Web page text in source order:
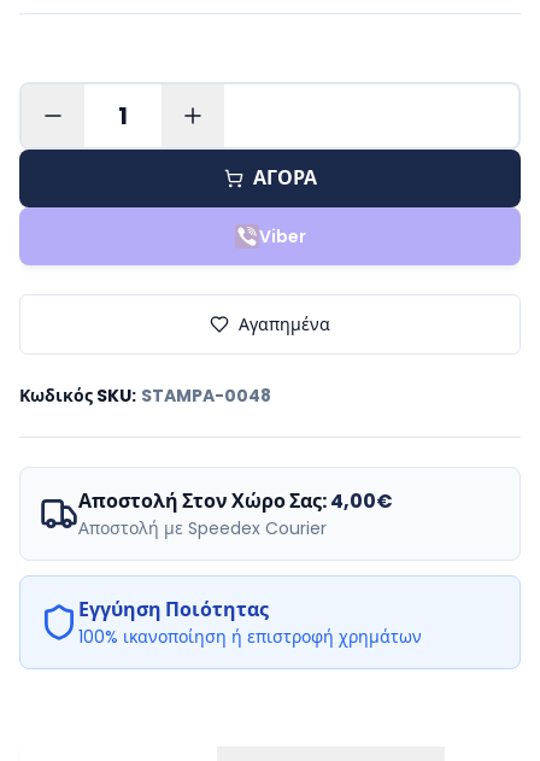
1
ΑΓΟΡΑ
Viber
Αγαπημένα
Κωδικός SKU: STAMPA-0048
Αποστολή Στον Χώρο Σας:4,00€
Αποστολή με Speedex Courier
Εγγύηση Ποιότητας
100% ικανοποίηση ή επιστροφή χρημάτων